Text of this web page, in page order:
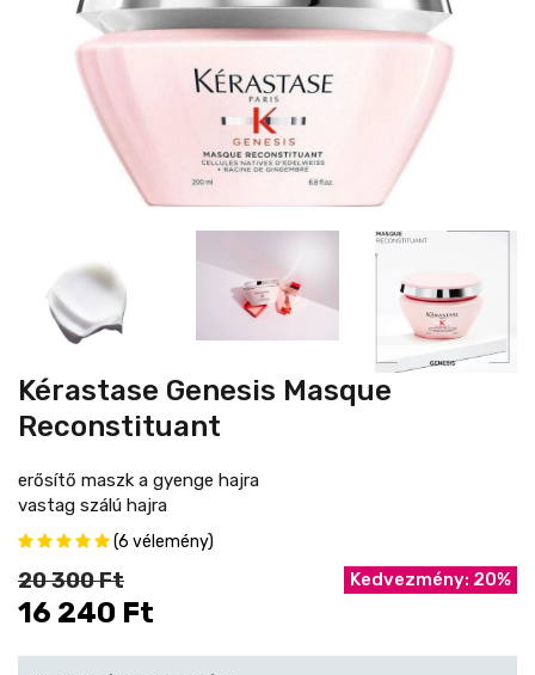
Kérastase Genesis Masque
Reconstituant
erősítő maszk a gyenge hajra
vastag szálú hajra
(6 vélemény)
20 300 Ft
16 240 Ft
Kedvezmény: 20%